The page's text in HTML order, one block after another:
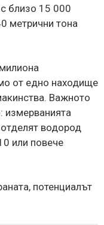
близо 15 000
метрични тона
от едно находище
Важното
измерванията
водород
или повече
потенциалът